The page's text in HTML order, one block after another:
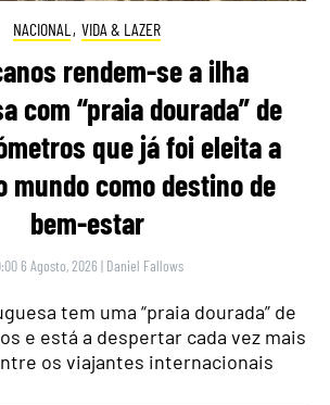
NACIONAL , VIDA & LAZER
rendem-se a ilha
com “praia dourada” de
que já foi eleita a
mundo como destino de
bem-estar
6 Agosto, 2026 | Daniel Fallows
tem uma “praia dourada” de
e está a despertar cada vez mais
os viajantes internacionais